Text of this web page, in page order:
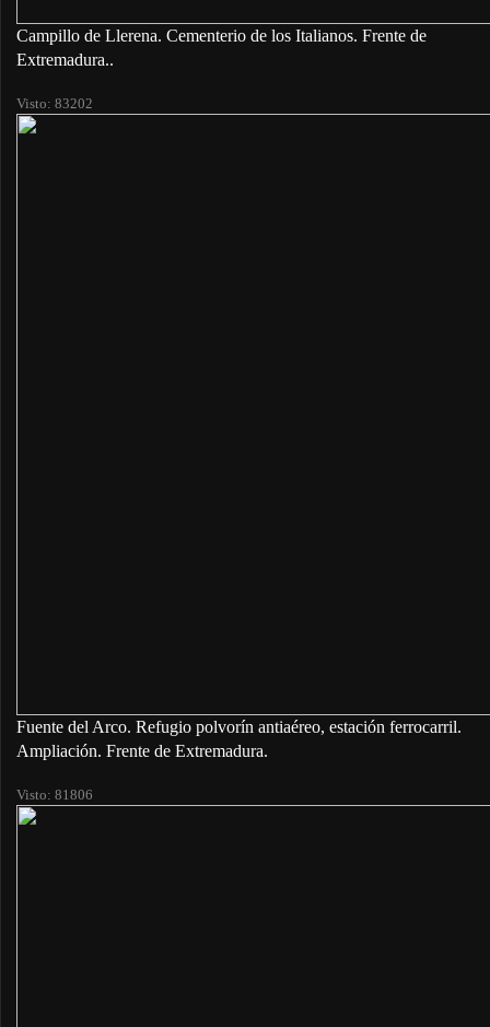
Campillo de Llerena. Cementerio de los Italianos. Frente de
Extremadura..
Visto: 83202
Fuente del Arco. Refugio polvorín antiaéreo, estación ferrocarril.
Ampliación. Frente de Extremadura.
Visto: 81806